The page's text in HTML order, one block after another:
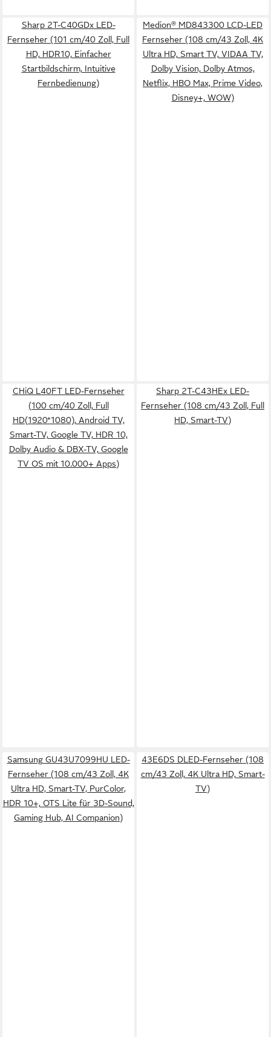
Sharp 2T-C40GDx LED-
Fernseher (101 cm/40 Zoll, Full
HD, HDR10, Einfacher
Startbildschirm, Intuitive
Fernbedienung)
Medion® MD843300 LCD-LED
Fernseher (108 cm/43 Zoll, 4K
Ultra HD, Smart TV, VIDAA TV,
Dolby Vision, Dolby Atmos,
Netflix, HBO Max, Prime Video,
Disney+, WOW)
CHiQ L40FT LED-Fernseher
(100 cm/40 Zoll, Full
HD(1920*1080), Android TV,
Smart-TV, Google TV, HDR 10,
Dolby Audio & DBX-TV, Google
TV OS mit 10.000+ Apps)
Sharp 2T-C43HEx LED-
Fernseher (108 cm/43 Zoll, Full
HD, Smart-TV)
Samsung GU43U7099HU LED-
Fernseher (108 cm/43 Zoll, 4K
Ultra HD, Smart-TV, PurColor,
HDR 10+, OTS Lite für 3D-Sound,
Gaming Hub, AI Companion)
43E6DS DLED-Fernseher (108
cm/43 Zoll, 4K Ultra HD, Smart-
TV)